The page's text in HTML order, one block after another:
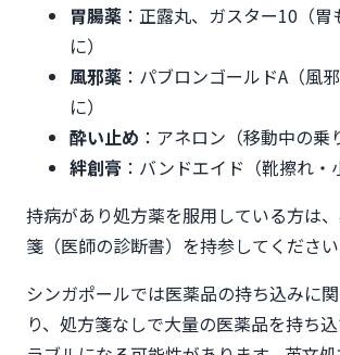
胃腸薬 ：正露丸、ガスター10（
に）
風邪薬 ：パブロンゴールドA（風
に）
酔い止め ：アネロン（移動中の乗
絆創膏 ：バンドエイド（靴擦れ・
持病があり処方薬を服用している方は
箋（医師の診断書）を持参してください
シンガポールでは医薬品の持ち込みに
り、処方箋なしで大量の医薬品を持ち